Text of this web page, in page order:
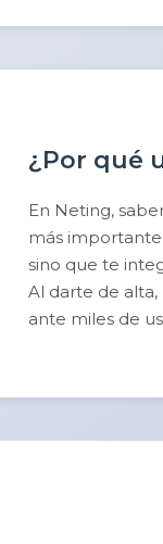
¿Por qué
En Neting,
más
sino que te
Al darte de
ante miles de